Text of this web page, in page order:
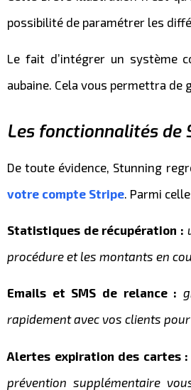
possibilité de paramétrer les
Le fait d’intégrer un système
aubaine. Cela vous permettra
Les fonctionnalités de
De toute évidence, Stunning
votre compte Stripe . Parmi
Statistiques de récupération :
procédure et les montants en
Emails et SMS de relance :
rapidement avec vos clients
Alertes expiration des cartes :
prévention supplémentaire